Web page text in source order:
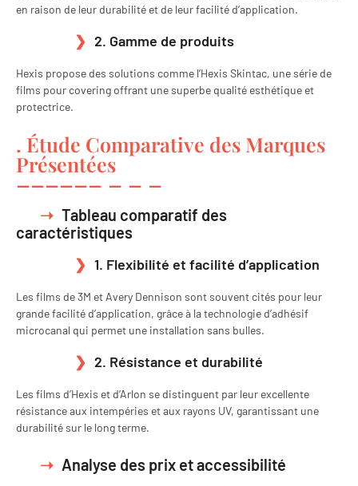
en raison de leur durabilité et de leur facilité d’application.
2. Gamme de produits
Hexis propose des solutions comme l’Hexis Skintac, une série de
films pour covering offrant une superbe qualité esthétique et
protectrice.
. Étude Comparative des Marques
Présentées
Tableau comparatif des
caractéristiques
1. Flexibilité et facilité d’application
Les films de 3M et Avery Dennison sont souvent cités pour leur
grande facilité d’application, grâce à la technologie d’adhésif
microcanal qui permet une installation sans bulles.
2. Résistance et durabilité
Les films d’Hexis et d’Arlon se distinguent par leur excellente
résistance aux intempéries et aux rayons UV, garantissant une
durabilité sur le long terme.
Analyse des prix et accessibilité